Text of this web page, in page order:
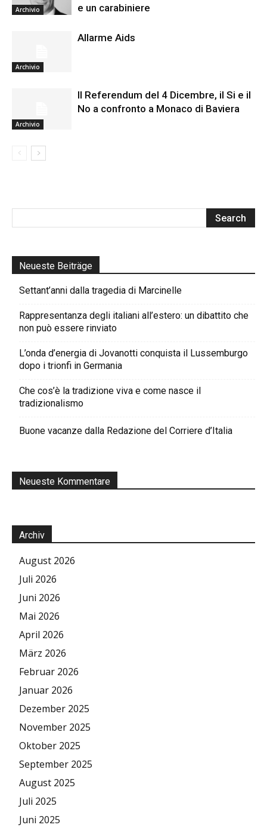
Archivio e un carabiniere
Archivio
Allarme Aids
Archivio
Il Referendum del 4 Dicembre, il Si e il
No a confronto a Monaco di Baviera
Neueste Beiträge
Settant’anni dalla tragedia di Marcinelle
Rappresentanza degli italiani all’estero: un dibattito che
non può essere rinviato
L’onda d’energia di Jovanotti conquista il Lussemburgo
dopo i trionfi in Germania
Che cos’è la tradizione viva e come nasce il
tradizionalismo
Buone vacanze dalla Redazione del Corriere d’Italia
Neueste Kommentare
Archiv
August 2026
Juli 2026
Juni 2026
Mai 2026
April 2026
März 2026
Februar 2026
Januar 2026
Dezember 2025
November 2025
Oktober 2025
September 2025
August 2025
Juli 2025
Juni 2025